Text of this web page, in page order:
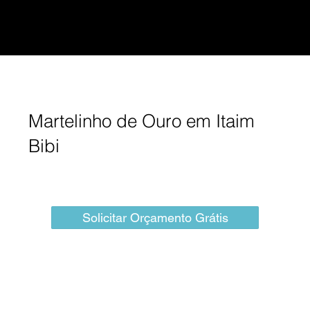
Martelinho de Ouro em Itaim
Bibi
Solicitar Orçamento Grátis